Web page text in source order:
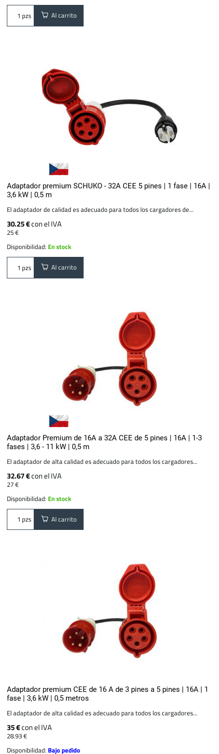
pzs Al carrito
Adaptador premium SCHUKO - 32A CEE 5 pines | 1 fase | 16A |
3,6 kW | 0,5 m
El adaptador de calidad es adecuado para todos los cargadores de...
30.25 €con el IVA
25 €
Disponibilidad: En stock
pzs Al carrito
Adaptador Premium de 16A a 32A CEE de 5 pines | 16A | 1-3
fases | 3,6 - 11 kW | 0,5 m
El adaptador de alta calidad es adecuado para todos los cargadores...
32.67 €con el IVA
27 €
Disponibilidad: En stock
pzs Al carrito
Adaptador premium CEE de 16 A de 3 pines a 5 pines | 16A | 1
fase | 3,6 kW | 0,5 metros
El adaptador de alta calidad es adecuado para todos los cargadores...
35 €con el IVA
28.93 €
Disponibilidad: Bajo pedido